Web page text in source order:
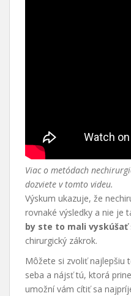
Viac o metódach
dozviete v tomto videu.
Výskum ukazuje, že
rovnaké výsledky a nie je
by ste to mali vyskúšať
chirurgický zákrok.
Môžete si zvoliť najlepšiu
seba a nájsť tú, ktorá
umožní vám cítiť sa